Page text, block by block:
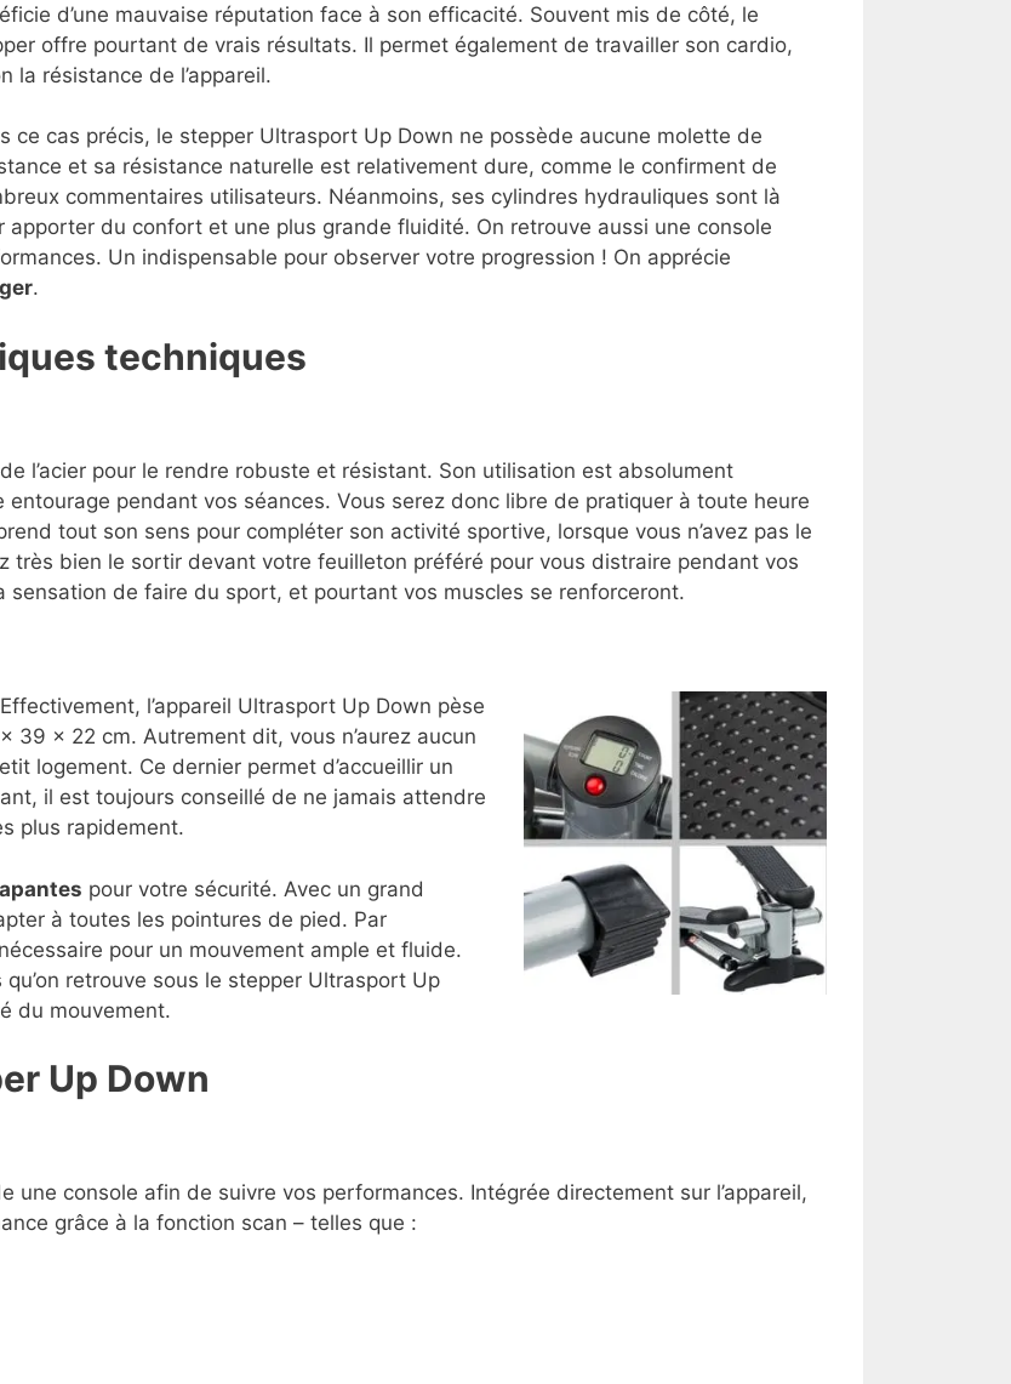
d’une mauvaise réputation face à son efficacité. Souvent mis de côté, le
offre pourtant de vrais résultats. Il permet également de travailler son cardio,
la résistance de l’appareil.
ce cas précis, le stepper Ultrasport Up Down ne possède aucune molette de
et sa résistance naturelle est relativement dure, comme le confirment de
commentaires utilisateurs. Néanmoins, ses cylindres hydrauliques sont là
apporter du confort et une plus grande fluidité. On retrouve aussi une console
Un indispensable pour observer votre progression ! On apprécie
.
techniques
l’acier pour le rendre robuste et résistant. Son utilisation est absolument
pendant vos séances. Vous serez donc libre de pratiquer à toute heure
tout son sens pour compléter son activité sportive, lorsque vous n’avez pas le
très bien le sortir devant votre feuilleton préféré pour vous distraire pendant vos
sensation de faire du sport, et pourtant vos muscles se renforceront.
l’appareil Ultrasport Up Down pèse
39 x 22 cm. Autrement dit, vous n’aurez aucun
logement. Ce dernier permet d’accueillir un
il est toujours conseillé de ne jamais attendre
plus rapidement.
pour votre sécurité. Avec un grand
à toutes les pointures de pied. Par
pour un mouvement ample et fluide.
retrouve sous le stepper Ultrasport Up
du mouvement.
Up Down
une console afin de suivre vos performances. Intégrée directement sur l’appareil,
grâce à la fonction scan – telles que :